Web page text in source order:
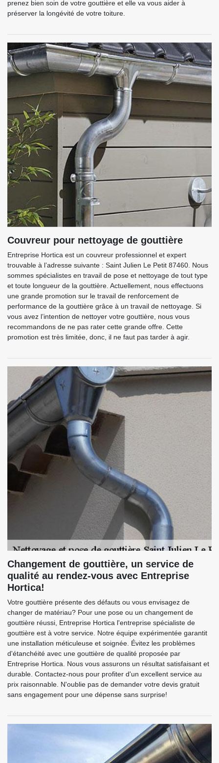
prenez bien soin de votre gouttière et elle va vous aider à
préserver la longévité de votre toiture.
Couvreur pour nettoyage de gouttière
Entreprise Hortica est un couvreur professionnel et expert
trouvable à l’adresse suivante : Saint Julien Le Petit 87460. Nous
sommes spécialistes en travail de pose et nettoyage de tout type
et toute longueur de la gouttière. Actuellement, nous effectuons
une grande promotion sur le travail de renforcement de
performance de la gouttière grâce à un travail de nettoyage. Si
vous avez l’intention de nettoyer votre gouttière, nous vous
recommandons de ne pas rater cette grande offre. Cette
promotion est très limitée, donc, il ne faut pas tarder à agir.
Changement de gouttière, un service de
qualité au rendez-vous avec Entreprise
Hortica!
Votre gouttière présente des défauts ou vous envisagez de
changer de matériau? Pour une pose ou un changement de
gouttière réussi, Entreprise Hortica l'entreprise spécialiste de
gouttière est à votre service. Notre équipe expérimentée garantit
une installation méticuleuse et soignée. Évitez les problèmes
d'étanchéité avec une gouttière de qualité proposée par
Entreprise Hortica. Nous vous assurons un résultat satisfaisant et
durable. Contactez-nous pour profiter d'un excellent service au
prix raisonnable. N'oublie pas de demander votre devis gratuit
sans engagement pour une dépense sans surprise!